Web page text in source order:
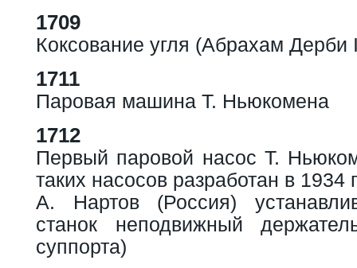
1709
Коксование угля (Абрахам Дерби
1711
Паровая машина Т. Ньюкомена
1712
Первый паровой насос Т.
таких насосов разработан в 1934
А. Нартов (Россия)
станок неподвижный
суппорта)